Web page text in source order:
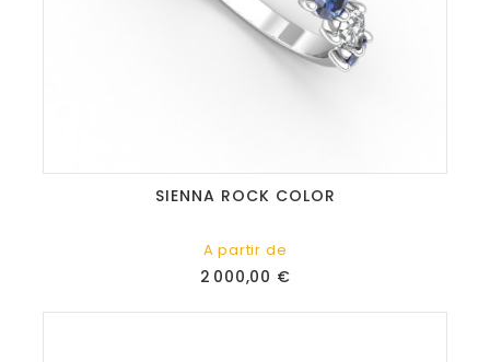
SIENNA ROCK COLOR
A partir de
Prix
2 000,00 €